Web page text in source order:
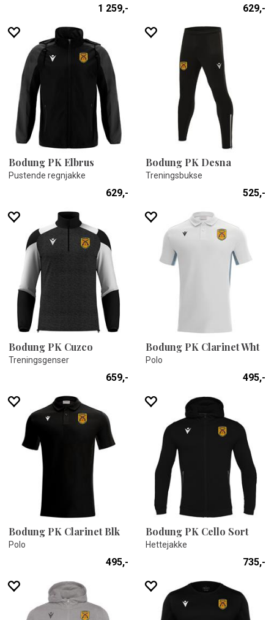
1 259,- 629,-
Bodung PK Elbrus
Pustende regnjakke
629,-
Bodung PK Desna
Treningsbukse
525,-
Bodung PK Cuzco
Treningsgenser
659,-
Bodung PK Clarinet Wht
Polo
495,-
Bodung PK Clarinet Blk
Polo
495,-
Bodung PK Cello Sort
Hettejakke
735,-